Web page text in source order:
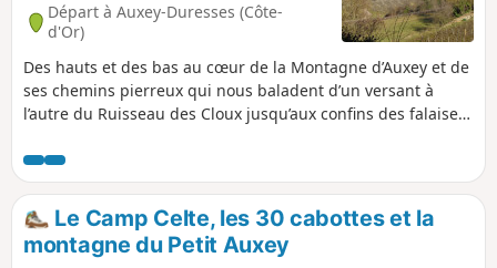
Départ à Auxey-Duresses (Côte-
d'Or)
Des hauts et des bas au cœur de la Montagne d’Auxey et de
ses chemins pierreux qui nous baladent d’un versant à
l’autre du Ruisseau des Cloux jusqu’aux confins des falaises
tranquillement à travers chaume, bois et vignoble au
rythme qui nous convient sur la journée ou la demi-journée.
Le Camp Celte, les 30 cabottes et la
montagne du Petit Auxey